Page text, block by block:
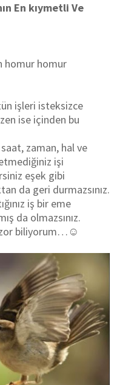
En kıymetli Ve
homur homur
işleri isteksizce
ise içinden bu
zaman, hal ve
işi
eşek gibi
da geri durmazsınız.
iş bir eme
da olmazsınız.
zor biliyorum…☺